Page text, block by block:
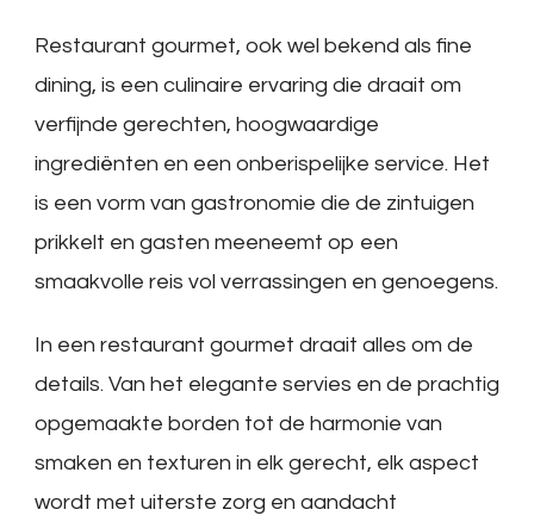
Restaurant gourmet, ook wel bekend als fine
dining, is een culinaire ervaring die draait om
verfijnde gerechten, hoogwaardige
ingrediënten en een onberispelijke service. Het
is een vorm van gastronomie die de zintuigen
prikkelt en gasten meeneemt op een
smaakvolle reis vol verrassingen en genoegens.
In een restaurant gourmet draait alles om de
details. Van het elegante servies en de prachtig
opgemaakte borden tot de harmonie van
smaken en texturen in elk gerecht, elk aspect
wordt met uiterste zorg en aandacht